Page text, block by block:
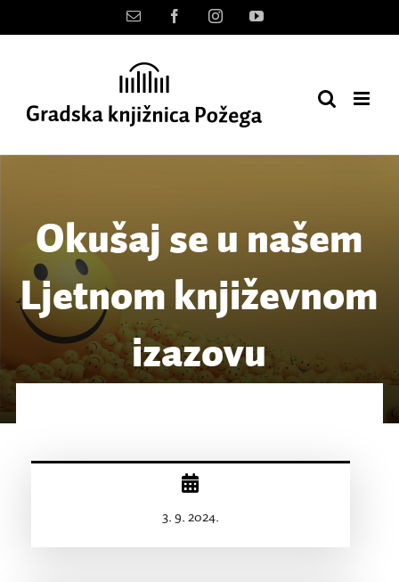
to
Kontakt FacebookInstagramYouTube
Okušaj se u našem
Ljetnom književnom
izazovu
3. 9. 2024.